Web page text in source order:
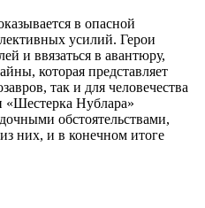
в опасной
усилий. Герои
и ввязаться в авантюру,
которая представляет
так и для человечества
«Шестерка Нублара»
обстоятельствами,
них, и в конечном итоге